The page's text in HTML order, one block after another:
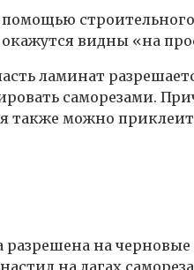
видны «на
ламинат
саморезами.
можно
на
на лагах